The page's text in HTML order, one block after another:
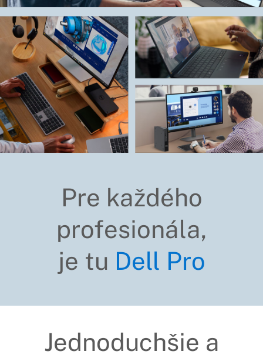
Pre každého
profesionála,
je tu Dell Pro
Jednoduchšie a